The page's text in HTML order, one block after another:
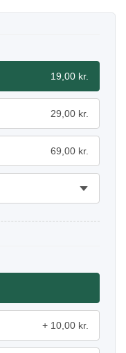
19,00 kr.
29,00 kr.
69,00 kr.
10,00 kr.